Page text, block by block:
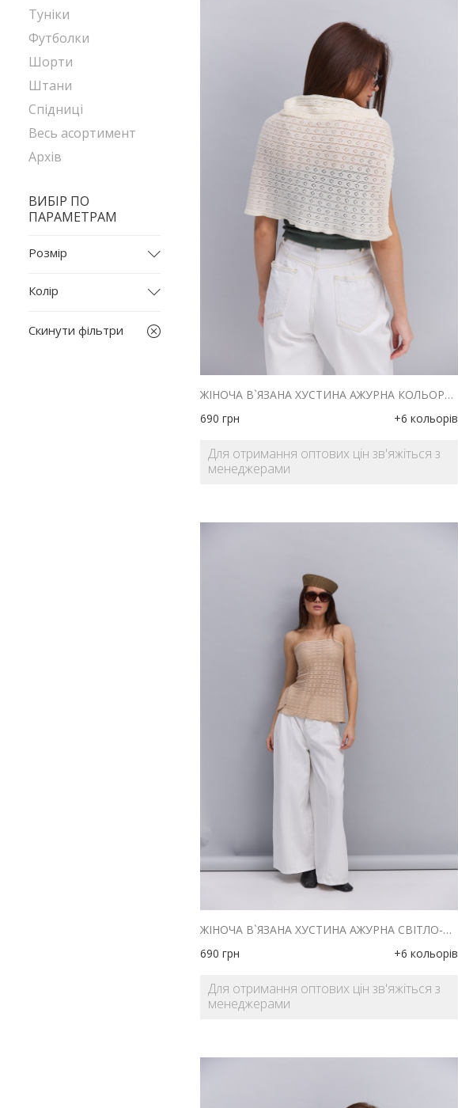
ЖІНОЧА В`ЯЗАНА ХУСТИНА АЖУРНА КОЛЬОРУ АЙВОРІ
690 грн +6 кольорів
Для отримання оптових цін зв'яжіться з
менеджерами
ЖІНОЧА В`ЯЗАНА ХУСТИНА АЖУРНА СВІТЛО-БЕЖЕВОГО КОЛЬОРУ
690 грн +6 кольорів
Для отримання оптових цін зв'яжіться з
менеджерами
Туніки
Футболки
Шорти
Штани
Спідниці
Весь асортимент
Архів
ВИБІР ПО
ПАРАМЕТРАМ
Розмір
size1
Колір
білий
Скинути фільтри